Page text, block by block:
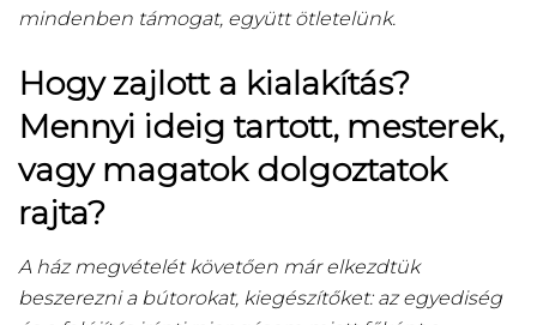
mindenben támogat, együtt ötletelünk.
Hogy zajlott a kialakítás?
Mennyi ideig tartott, mesterek,
vagy magatok dolgoztatok
rajta?
A ház megvételét követően már elkezdtük
beszerezni a bútorokat, kiegészítőket: az egyediség